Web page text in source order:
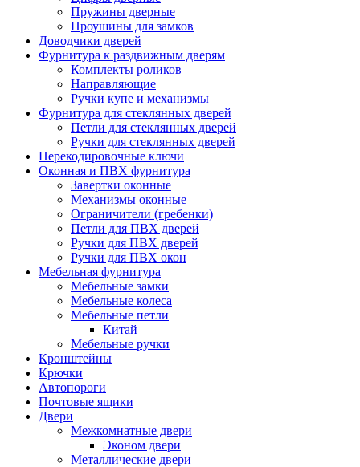
Пружины дверные
Проушины для замков
Доводчики дверей
Фурнитура к раздвижным дверям
Комплекты роликов
Направляющие
Ручки купе и механизмы
Фурнитура для стеклянных дверей
Петли для стеклянных дверей
Ручки для стеклянных дверей
Перекодировочные ключи
Оконная и ПВХ фурнитура
Завертки оконные
Механизмы оконные
Ограничители (гребенки)
Петли для ПВХ дверей
Ручки для ПВХ дверей
Ручки для ПВХ окон
Мебельная фурнитура
Мебельные замки
Мебельные колеса
Мебельные петли
Китай
Мебельные ручки
Кронштейны
Крючки
Автопороги
Почтовые ящики
Двери
Межкомнатные двери
Эконом двери
Металлические двери